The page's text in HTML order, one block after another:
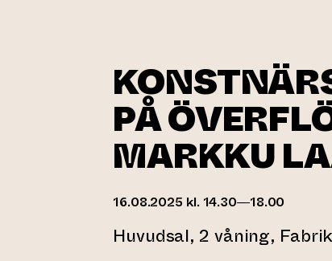
PÅ
MARKKU
16.08.2025 kl. 14.30—18.00
Huvudsal, 2 våning,